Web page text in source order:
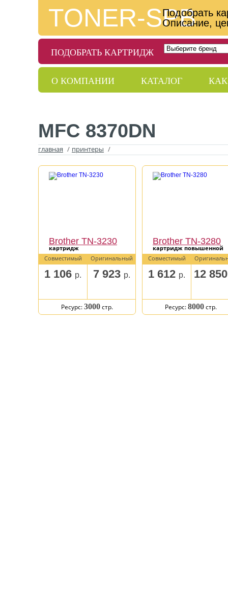
TONER-SPB
Подобрать
Описание,
ПОДОБРАТЬ КАРТРИДЖ
О КОМПАНИИ КАТАЛОГ КАК
MFC 8370DN
главная / принтеры /
Brother TN-3230
картридж
Совместимый
1 106 р.
Оригинальный
7 923 р.
Ресурс:3000стр.
Brother TN-3280
картридж повышенной
емкости
Совместимый
1 612 р. 12
Ресурс:8000стр.